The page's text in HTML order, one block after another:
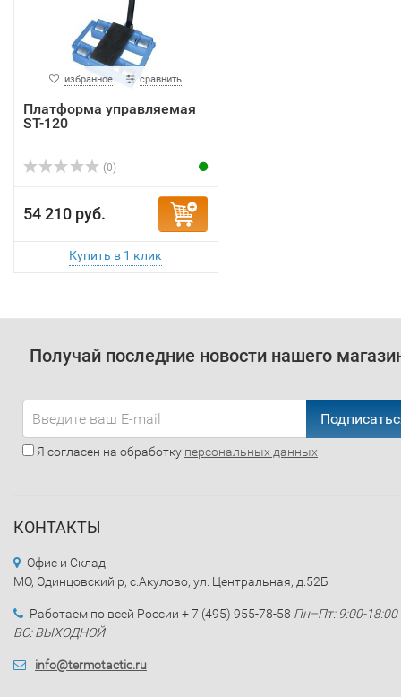
избранное сравнить
Платформа управляемая
ST-120
(0)
54 210 руб.
Получай последние новости нашего
Я согласен на обработку персональных данных
КОНТАКТЫ
Офис и Склад
МО, Одинцовский р, с.Акулово, ул. Центральная, д.52Б
Работаем по всей России + 7 (495) 955-78-58 Пн–Пт: 9:00-18:00
ВС: ВЫХОДНОЙ
info@termotactic.ru